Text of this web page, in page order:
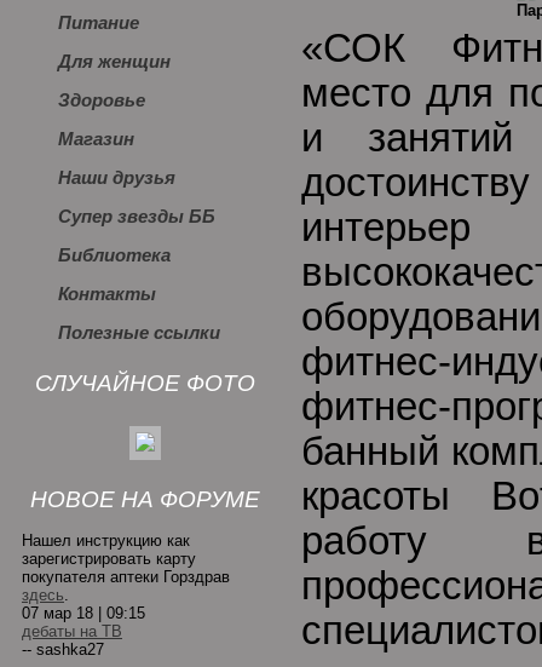
Питание
Для женщин
Здоровье
Магазин
Наши друзья
Супер звезды ББ
Библиотека
Контакты
Полезные ссылки
СЛУЧАЙНОЕ ФОТО
НОВОЕ НА ФОРУМЕ
Нашел инструкцию как
зарегистрировать карту
покупателя аптеки Горздрав
здесь.
07 мар 18 | 09:15
дебаты на ТВ
-- sashka27
«СОК
место для
и
фитнес-
фитнес-
банный
красоты
работу